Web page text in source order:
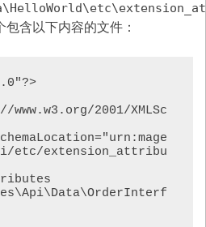
含以下内容的文件：
2001/XMLSc
etc/extension_attribu